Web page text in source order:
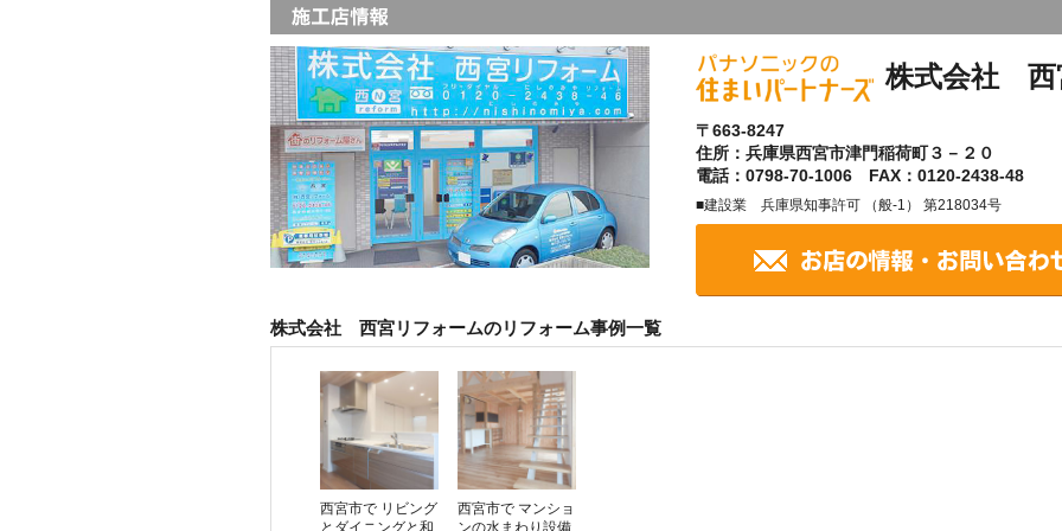
株式会社 西
〒663-8247
住所：兵庫県西宮市津門稲荷町３－２０
電話：0798-70-1006 FAX：0120-2438-48
■建設業 兵庫県知事許可 （般-1） 第218034号
株式会社 西宮リフォームのリフォーム事例一覧
西宮市で リビング
とダイニングと和
西宮市で マンショ
ンの水まわり設備